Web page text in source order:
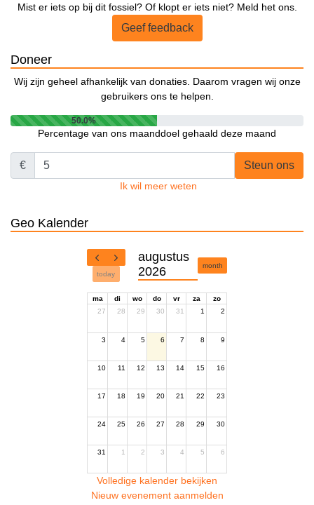
Mist er iets op bij dit fossiel? Of klopt er iets niet? Meld het ons.
Geef feedback
Doneer
Wij zijn geheel afhankelijk van donaties. Daarom vragen wij onze
gebruikers ons te helpen.
50.0%
Percentage van ons maanddoel gehaald deze maand
€ Steun ons
Ik wil meer weten
Geo Kalender
today
augustus
2026
month
ma di wo do vr za
zo
27
28 29 30 31 1 2
3 4 5 6 7 8 9
10 11 12 13 14 15 16
17 18 19 20 21 22 23
24 25 26 27 28 29 30
31 1 2 3 4 5 6
Volledige kalender bekijken
Nieuw evenement aanmelden